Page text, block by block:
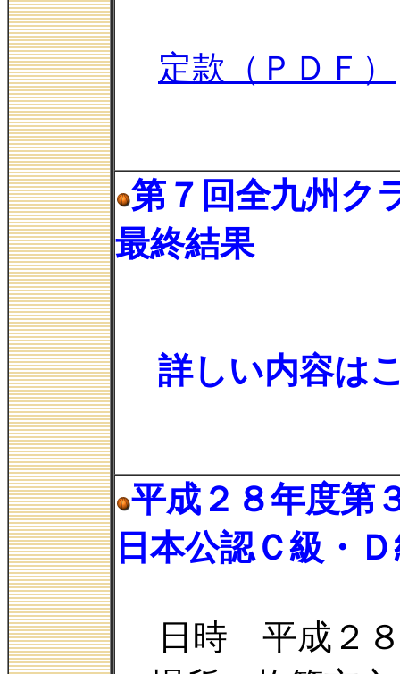
定款（ＰＤＦ）
第７回全九州ク
最終結果
詳しい内容は
平成２８年度第
日本公認Ｃ級・
日時 平成２